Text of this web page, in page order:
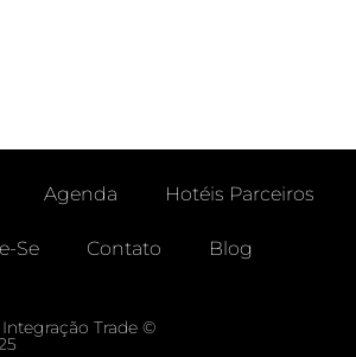
Agenda Hotéis Parceiros
Se Contato Blog
Trade ©